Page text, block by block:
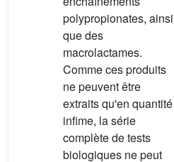
polypropionates, ainsi
que des
macrolactames.
Comme ces produits
ne peuvent être
extraits qu'en quantité
infime, la série
complète de tests
biologiques ne peut